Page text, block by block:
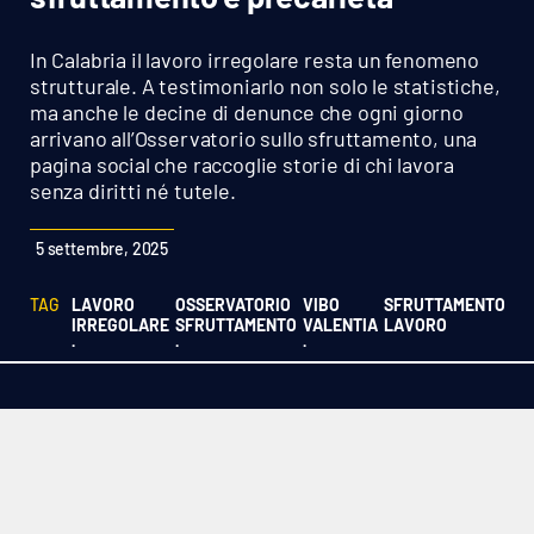
Sport
Cultura
Podcast
Meteo
Editoriali
VIDEO
In Calabria il lavoro irregolare resta un fenomeno
strutturale. A testimoniarlo non solo le statistiche,
ma anche le decine di denunce che ogni giorno
arrivano all’Osservatorio sullo sfruttamento, una
pagina social che raccoglie storie di chi lavora
senza diritti né tutele.
5 settembre, 2025
TAG
LAVORO
IRREGOLARE
·
OSSERVATORIO
SFRUTTAMENTO
·
VIBO
VALENTIA
·
SFRUTTAMENTO
LAVORO